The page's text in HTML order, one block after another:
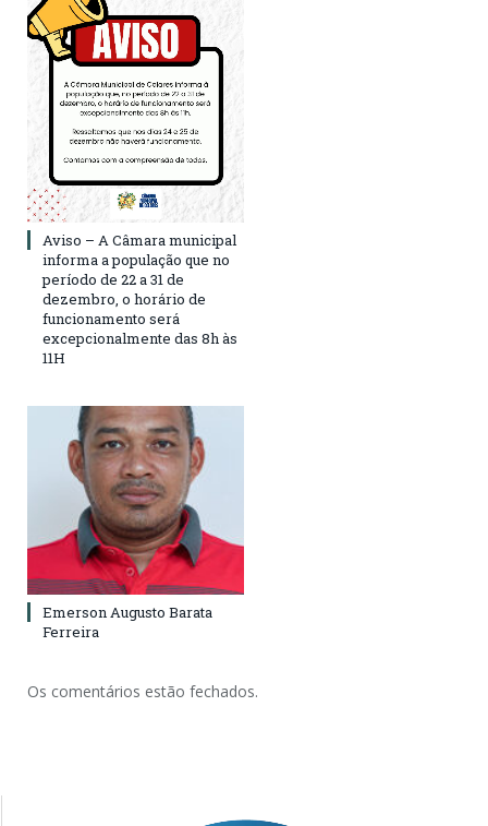
Aviso – A Câmara municipal
informa a população que no
período de 22 a 31 de
dezembro, o horário de
funcionamento será
excepcionalmente das 8h às
11H
Emerson Augusto Barata
Ferreira
Os comentários estão fechados.